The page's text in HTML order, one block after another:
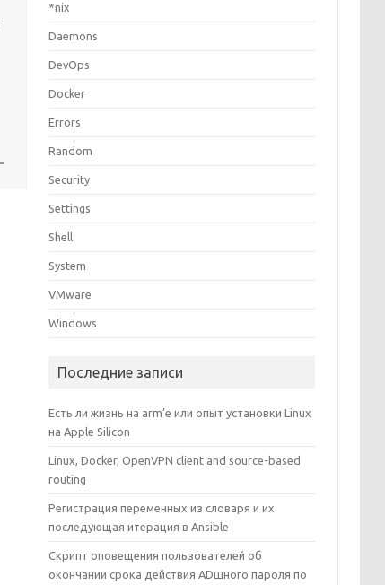
*nix
Daemons
DevOps
Docker
Errors
Random
Security
Settings
Shell
System
VMware
Windows
Последние записи
Есть ли жизнь на arm’е или опыт установки Linux
на Apple Silicon
Linux, Docker, OpenVPN client and source-based
routing
Регистрация переменных из словаря и их
последующая итерация в Ansible
Скрипт оповещения пользователей об
окончании срока действия ADшного пароля по